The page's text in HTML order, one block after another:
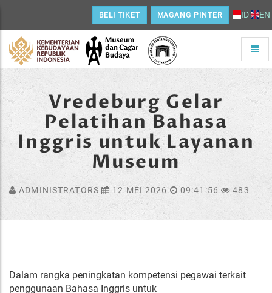
BELI TIKET MAGANG PINTER ID EN
Home
Toggle
Vredeburg Gelar
Pelatihan Bahasa
Inggris untuk Layanan
Museum
ADMINISTRATORS 12 MEI 2026 09:41:56 483
Dalam rangka peningkatan kompetensi pegawai terkait
penggunaan Bahasa Inggris untuk